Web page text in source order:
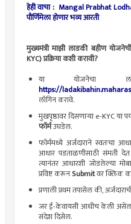
हेही वाचा : Mangal Prabhat Lodha
पौर्णिमेला होणार भव्य आरती
मुख्यमंत्री माझी लाडकी बहीण
KYC) प्रक्रिया कशी करावी?
या योजनेचा लाभ
https://
लॉगिन करावे.
मुखपृष्ठावर दिसणाऱ्या e-KYC या
फॉर्मउघडेल.
फॉर्ममध्ये अर्जदाराने स्वतःचा
आधार पडताळणीसाठी संमती देत
त्यानंतर आधारशी जोडलेल्या
प्रविष्ट करूनSubmitवर क्लिक
प्रणाली प्रथम तपासेल की,
जर ई-केवायसी आधीच केली
संदेश दिसेल.